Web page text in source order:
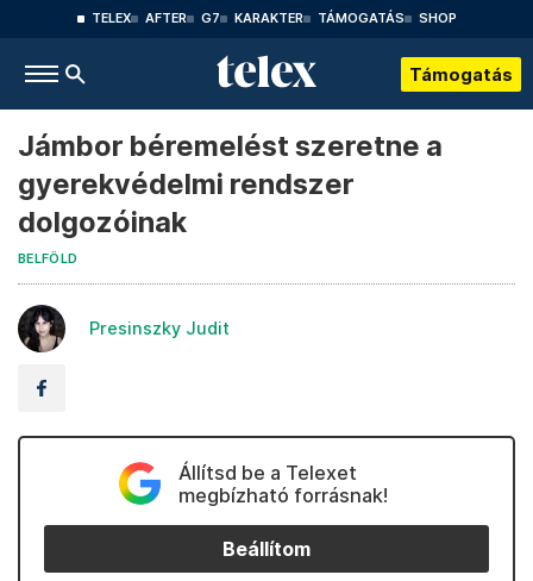
TELEX AFTER G7 KARAKTER TÁMOGATÁS SHOP
Támogatás
Jámbor béremelést szeretne a
gyerekvédelmi rendszer
dolgozóinak
BELFÖLD
Presinszky Judit
Állítsd be a Telexet
megbízható forrásnak!
Beállítom